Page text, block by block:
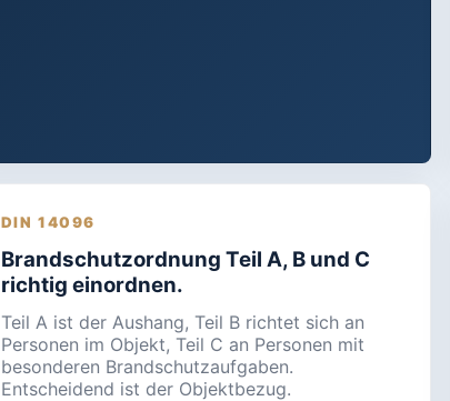
DIN 14096
Brandschutzordnung Teil A, B und C
richtig einordnen.
Teil A ist der Aushang, Teil B richtet sich an
Personen im Objekt, Teil C an Personen mit
besonderen Brandschutzaufgaben.
Entscheidend ist der Objektbezug.